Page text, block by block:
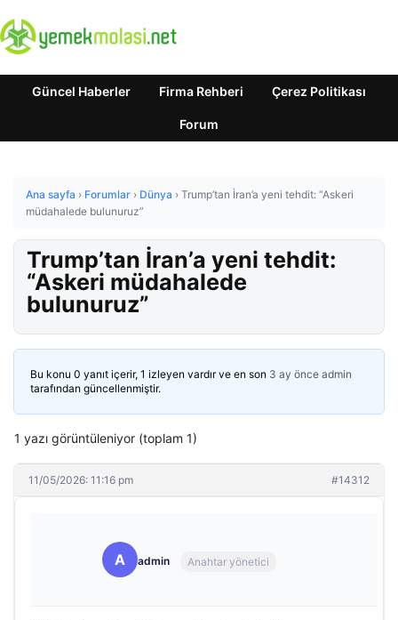
Güncel Haberler Firma Rehberi Çerez Politikası
Forum
Ana sayfa › Forumlar › Dünya › Trump’tan İran’a yeni tehdit: “Askeri
müdahalede bulunuruz”
Trump’tan İran’a yeni tehdit:
“Askeri müdahalede
bulunuruz”
Bu konu 0 yanıt içerir, 1 izleyen vardır ve en son 3 ay önce admin
tarafından güncellenmiştir.
1 yazı görüntüleniyor (toplam 1)
11/05/2026: 11:16 pm #14312
A admin Anahtar yönetici